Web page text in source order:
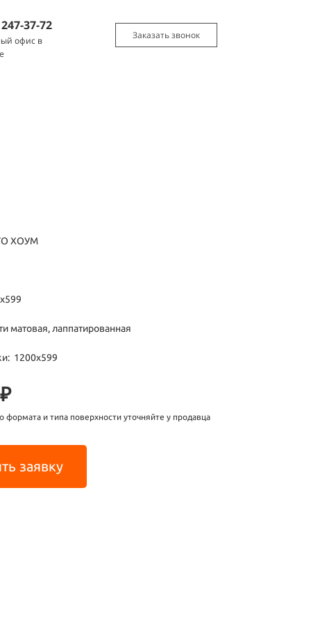
247-37-72
офис в
Заказать звонок
ХОУМ
матовая, лаппатированная
1200х599
формата и типа поверхности уточняйте у продавца
заявку